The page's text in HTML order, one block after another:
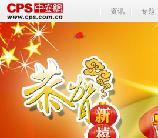
资讯 专题